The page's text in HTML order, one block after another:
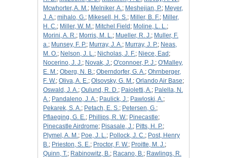
Mcwhorter, A. M.; Melniker, A.; Meshejian, P.; Meyer,
J. A.; mihalo, G.; Mikesell, H. S.; Miller, B. F.; Miller,
H. C.; Miller, W. M.; Mitchel Field ; Moline, L. L.;
Morini, A. R.; Morris, M. L.; Mueller, R. J.; Muller, F.
a.; Munsey, F. P.; Murray, J. A.; Murray, J. P.; Neas,
M. O.; Nelson, J. L.; Nicholas, J. F.; Niece, Ead ;
Nocerino, J. J.; Novak, J.; O'connoer, P. J.; O'Malley,
E. M.; Oberg, N. B.; Oberndorfer, G. A.; Ohrnberger,
F. W.; Oliva, A. E.; Olsovsky, G. M.; Orlando Air Base;
Oswald, J. A.; Oulund, R. D.; Paioletti, A.; Palella, N.
A.; Pandaleno, J. A.; Paulick, J.; Pawloski, A.;
Pekarek, S. A.; Petach, E. S.; Petersen, G.;
Pflaeging, G. E.; Phillips, R. W.; Pinecastle;
Pinecastle Airdrome; Pisasale, J.; Pitts, H. P.;
Plymel, A. M.; Poe, J. L.; Pollock, J. C.; Post, Henry
B.; Prieston, S. E.; Proctor, F. W.; Proitte, M. J.;
Quinn, T.; Rabinowitz, B.; Racano, B.; Rawlings, R.